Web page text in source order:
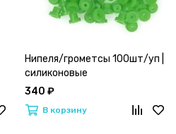
Нипеля/грометсы 100шт/уп |
силиконовые
340 ₽
В корзину